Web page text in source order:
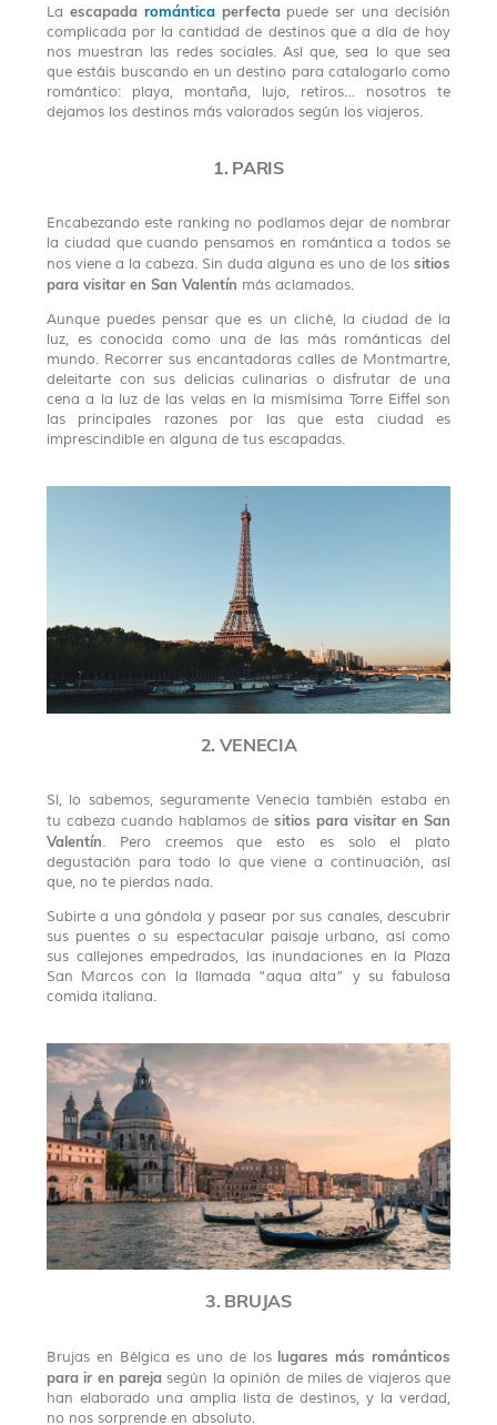
La escapada románticaperfecta puede ser una decisión
complicada por la cantidad de destinos que a día de hoy
nos muestran las redes sociales. Así que, sea lo que sea
que estáis buscando en un destino para catalogarlo como
romántico: playa, montaña, lujo, retiros… nosotros te
dejamos los destinos más valorados según los viajeros.
1. PARIS
Encabezando este ranking no podíamos dejar de nombrar
la ciudad que cuando pensamos en romántica a todos se
nos viene a la cabeza. Sin duda alguna es uno de los sitios
para visitar en San Valentín más aclamados.
Aunque puedes pensar que es un cliché, la ciudad de la
luz, es conocida como una de las más románticas del
mundo. Recorrer sus encantadoras calles de Montmartre,
deleitarte con sus delicias culinarias o disfrutar de una
cena a la luz de las velas en la mismísima Torre Eiffel son
las principales razones por las que esta ciudad es
imprescindible en alguna de tus escapadas.
2. VENECIA
Sí, lo sabemos, seguramente Venecia también estaba en
tu cabeza cuando hablamos de sitios para visitar en San
Valentín. Pero creemos que esto es solo el plato
degustación para todo lo que viene a continuación, así
que, no te pierdas nada.
Subirte a una góndola y pasear por sus canales, descubrir
sus puentes o su espectacular paisaje urbano, así como
sus callejones empedrados, las inundaciones en la Plaza
San Marcos con la llamada “aqua alta” y su fabulosa
comida italiana.
3. BRUJAS
Brujas en Bélgica es uno de los lugares más románticos
para ir en pareja según la opinión de miles de viajeros que
han elaborado una amplia lista de destinos, y la verdad,
no nos sorprende en absoluto.